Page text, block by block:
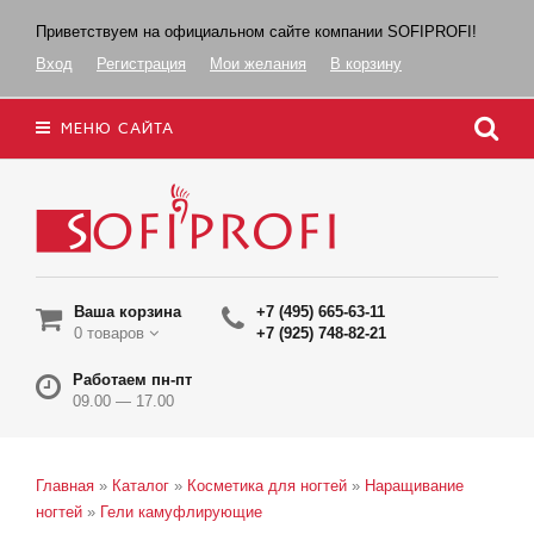
Приветствуем на официальном сайте компании SOFIPROFI!
Вход
Регистрация Мои желания В корзину
МЕНЮ САЙТА
Ваша корзина
0 товаров
+7 (495) 665-63-11
+7 (925) 748-82-21
Работаем пн-пт
09.00 — 17.00
Главная » Каталог » Косметика для ногтей » Наращивание
ногтей » Гели камуфлирующие